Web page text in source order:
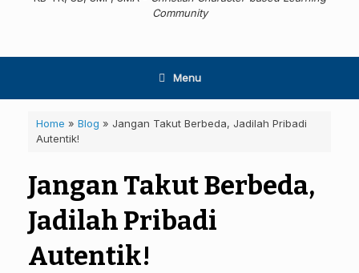
Community
Menu
Home » Blog » Jangan Takut Berbeda, Jadilah Pribadi
Autentik!
Jangan Takut Berbeda,
Jadilah Pribadi
Autentik!